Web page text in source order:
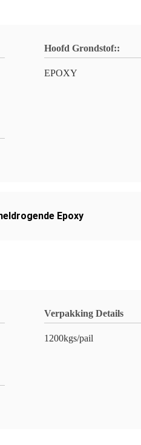
Hoofd Grondstof::
EPOXY
Epoxy
Verpakking Details
1200kgs/pail